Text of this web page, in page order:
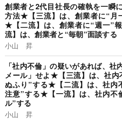
創業者と2代目社長の確執を一瞬
方法★【三流】は、創業者に“月
★【二流】は、創業者に“週一”
流】は、創業者と“毎朝”面談する
小山 昇
「社内不倫」の疑いがあれば、社
メール」せよ★【三流】は、社内
ぬふり”する★【二流】は、社内
注意”する★【一流】は、社内不
ル”する
小山 昇